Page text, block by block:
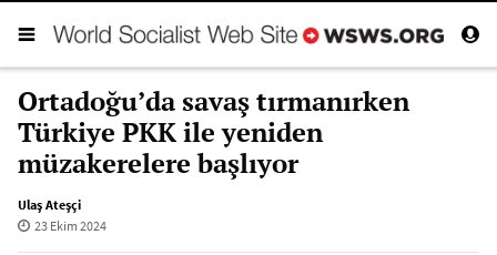
Ortadoğu’da savaş tırmanırken
Türkiye PKK ile yeniden
müzakerelere başlıyor
Ulaş Ateşçi
23 Ekim 2024